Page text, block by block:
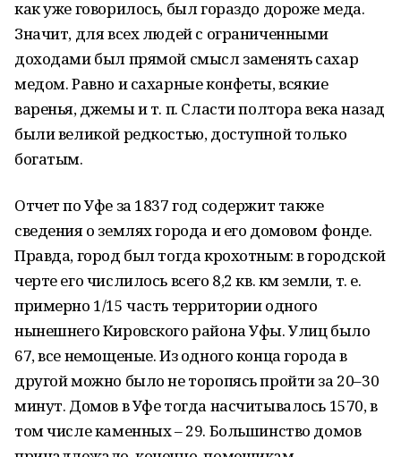
как уже говорилось, был гораздо дороже меда.
Значит, для всех людей с ограниченными
доходами был прямой смысл заменять сахар
медом. Равно и сахарные конфеты, всякие
варенья, джемы и т. п. Сласти полтора века назад
были великой редкостью, доступной только
богатым.
Отчет по Уфе за 1837 год содержит также
сведения о землях города и его домовом фонде.
Правда, город был тогда крохотным: в городской
черте его числилось всего 8,2 кв. км земли, т. е.
примерно 1/15 часть территории одного
нынешнего Кировского района Уфы. Улиц было
67, все немощеные. Из одного конца города в
другой можно было не торопясь пройти за 20–30
минут. Домов в Уфе тогда насчитывалось 1570, в
том числе каменных – 29. Большинство домов